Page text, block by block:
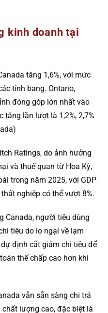
kinh doanh tại
tăng 1,6%, với mức
tỉnh bang. Ontario,
đóng góp lớn nhất vào
lần lượt là 1,2%, 2,7%
Ratings, do ảnh hưởng
và thuế quan từ Hoa Kỳ,
trong năm 2025, với GDP
nghiệp có thể vượt 8%.
Canada, người tiêu dùng
tiêu do lo ngại về lạm
định cắt giảm chi tiêu để
thế chấp cao hơn khi
vẫn sẵn sàng chi trả
lượng cao, đặc biệt là